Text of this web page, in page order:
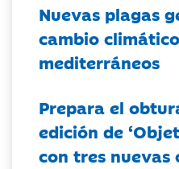
Nuevas plagas
cambio
mediterráneos
Prepara el
edición de
con tres nuevas